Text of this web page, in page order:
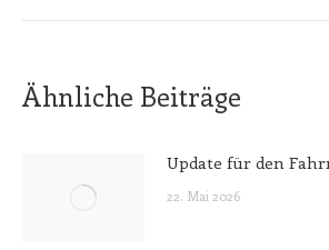
Ähnliche Beiträge
Update für den
22. Mai 2026